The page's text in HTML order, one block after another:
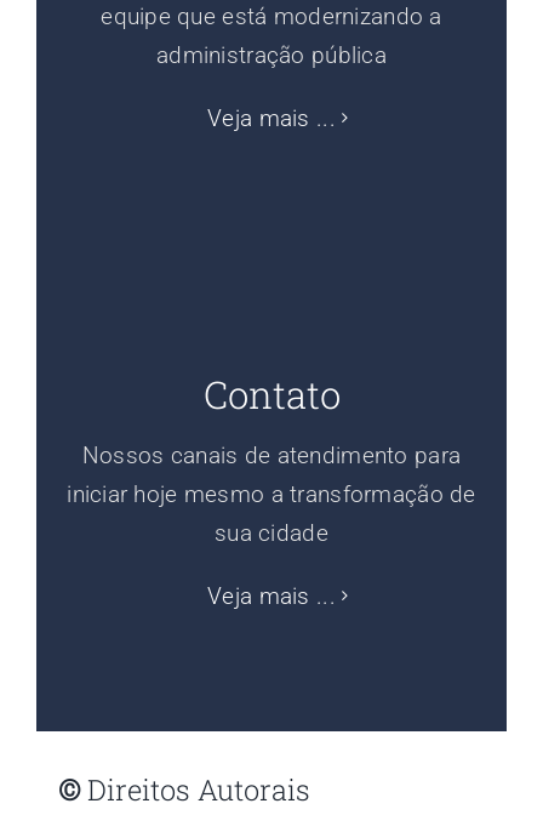
equipe que está modernizando a
administração pública
Veja mais ...
Contato
Nossos canais de atendimento para
iniciar hoje mesmo a transformação de
sua cidade
Veja mais ...
©Direitos Autorais